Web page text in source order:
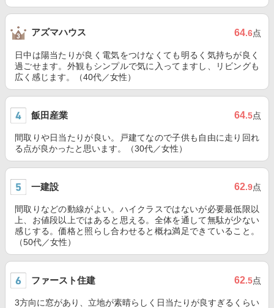
アズマハウス 64.6点
日中は陽当たりが良く電気をつけなくても明るく気持ちが良く
過ごせます。外観もシンプルで気に入ってますし、リビングも
広く感じます。（40代／女性）
飯田産業 64.5点
間取りや日当たりが良い。戸建てなので子供も自由に走り回れ
る点が良かったと思います。（30代／女性）
一建設 62.9点
間取りなどの動線がよい。ハイクラスではないが必要最低限以
上、お値段以上ではあると思える。全体を通して無駄が少ない
感じする。価格と照らし合わせると概ね満足できていること。
（50代／女性）
ファースト住建 62.5点
3方向に窓があり、立地が素晴らしく日当たりが良すぎるくらい